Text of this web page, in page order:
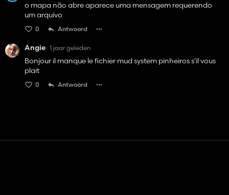
o mapa não abre aparece uma mensagem requerendo
um arquivo
0 Antwoord
Angie 1 jaar geleden
Bonjour il manque le fichier mud system pinheiros s'il vous
plait
0 Antwoord